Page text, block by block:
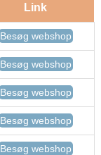
Link
Besøg webshop
Besøg webshop
Besøg webshop
Besøg webshop
Besøg webshop